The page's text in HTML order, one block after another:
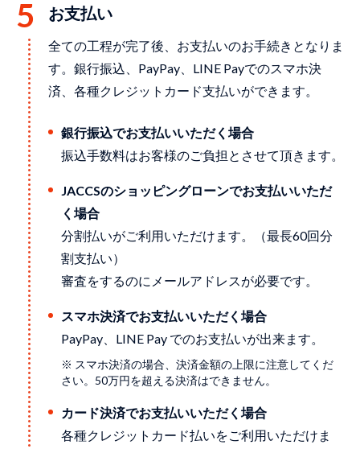
お支払い
全ての⼯程が完了後、お⽀払いのお⼿続きとなりま
す。銀⾏振込、PayPay、LINE Payでのスマホ決
済、各種クレジットカード⽀払いができます。
銀行振込でお支払いいただく場合
振込手数料はお客様のご負担とさせて頂きます。
JACCSのショッピングローンでお支払いいただ
く場合
分割払いがご利用いただけます。（最長60回分
割支払い）
審査をするのにメールアドレスが必要です。
スマホ決済でお支払いいただく場合
PayPay、LINE Pay でのお支払いが出来ます。
※ スマホ決済の場合、決済金額の上限に注意してくだ
さい。50万円を超える決済はできません。
カード決済でお支払いいただく場合
各種クレジットカード払いをご利用いただけま